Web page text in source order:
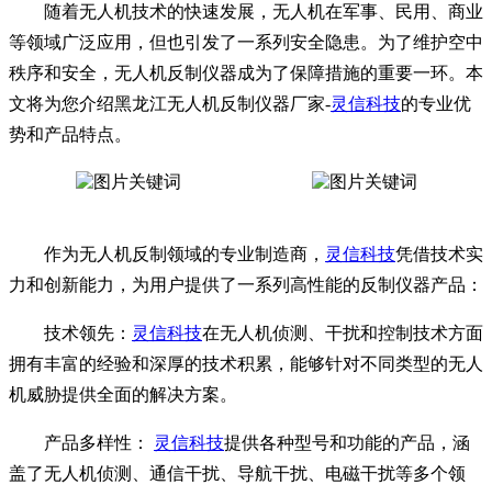
随着无人机技术的快速发展，无人机在军事、民用、商业
等领域广泛应用，但也引发了一系列安全隐患。为了维护空中
秩序和安全，无人机反制仪器成为了保障措施的重要一环。本
文将为您介绍黑龙江无人机反制仪器厂家-灵信科技的专业优
势和产品特点。
作为无人机反制领域的专业制造商， 灵信科技凭借技术实
力和创新能力，为用户提供了一系列高性能的反制仪器产品：
技术领先： 灵信科技在无人机侦测、干扰和控制技术方面
拥有丰富的经验和深厚的技术积累，能够针对不同类型的无人
机威胁提供全面的解决方案。
产品多样性： 灵信科技提供各种型号和功能的产品，涵
盖了无人机侦测、通信干扰、导航干扰、电磁干扰等多个领